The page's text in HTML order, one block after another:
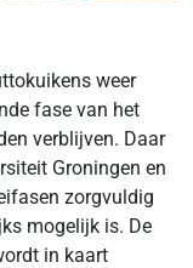
weer
fase van het
verblijven. Daar
Groningen en
zorgvuldig
mogelijk is. De
in kaart